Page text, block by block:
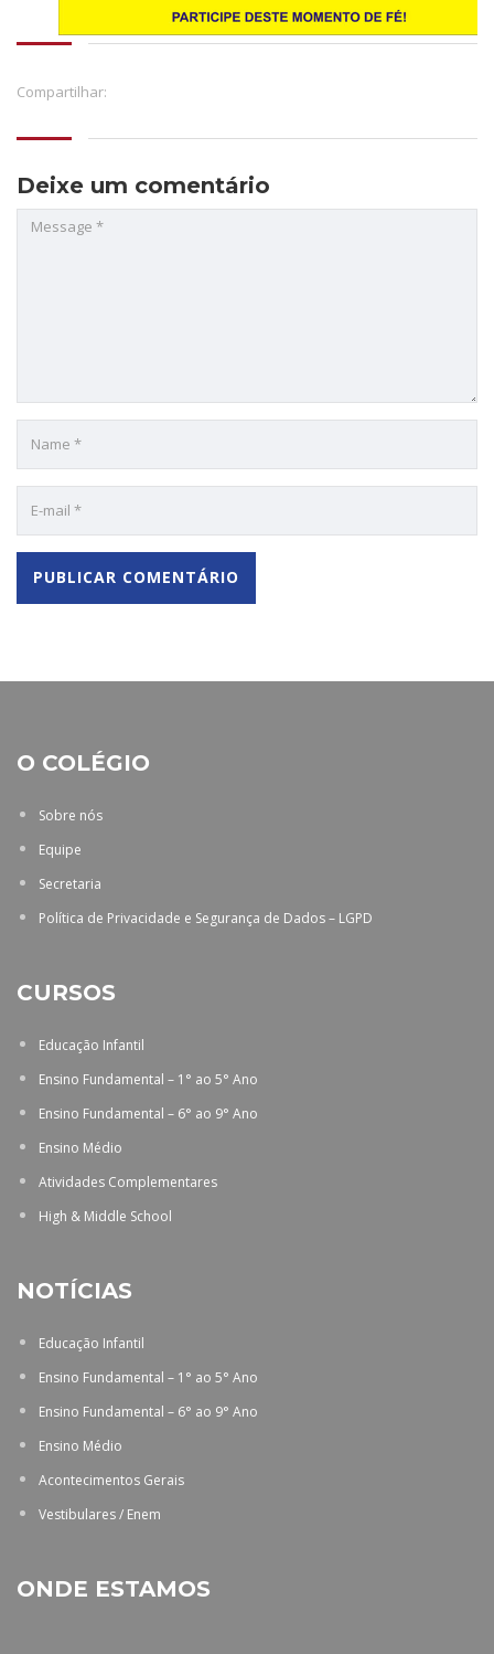
Compartilhar:
Deixe um comentário
O COLÉGIO
Sobre nós
Equipe
Secretaria
Política de Privacidade e Segurança de Dados – LGPD
CURSOS
Educação Infantil
Ensino Fundamental – 1° ao 5° Ano
Ensino Fundamental – 6° ao 9° Ano
Ensino Médio
Atividades Complementares
High & Middle School
NOTÍCIAS
Educação Infantil
Ensino Fundamental – 1° ao 5° Ano
Ensino Fundamental – 6° ao 9° Ano
Ensino Médio
Acontecimentos Gerais
Vestibulares / Enem
ONDE ESTAMOS